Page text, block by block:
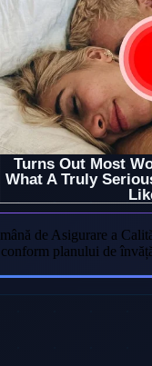
de Asigurare a
planului de